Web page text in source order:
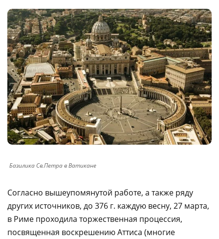
Базилика Св.Петра в Ватикане
Согласно вышеупомянутой работе, а также ряду
других источников, до 376 г. каждую весну, 27 марта,
в Риме проходила торжественная процессия,
посвященная воскрешению Аттиса (многие